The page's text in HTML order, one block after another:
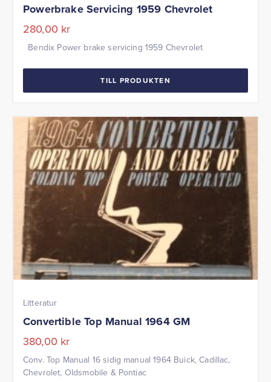
Powerbrake Servicing 1959 Chevrolet
280,00 kr
Bendix Power brake servicing 1959 Chevrolet
TILL PRODUKTEN
Litteratur
Convertible Top Manual 1964 GM
380,00 kr
Conv. Top Manual 16 sidig manual 1964 Buick, Cadillac,
Chevrolet, Oldsmobile & Pontiac